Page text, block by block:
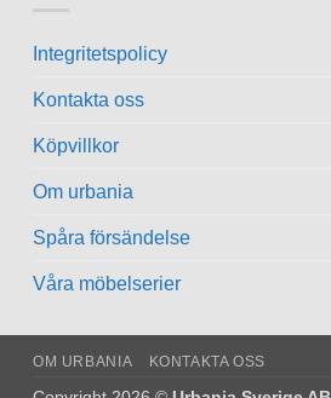
Integritetspolicy
Kontakta oss
Köpvillkor
Om urbania
Spåra försändelse
Våra möbelserier
OM URBANIA KONTAKTA OSS